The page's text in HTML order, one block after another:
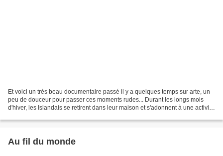
Et voici un très beau documentaire passé il y a quelques temps sur arte, un
peu de douceur pour passer ces moments rudes... Durant les longs mois
d'hiver, les Islandais se retirent dans leur maison et s'adonnent à une activité
Au fil du monde